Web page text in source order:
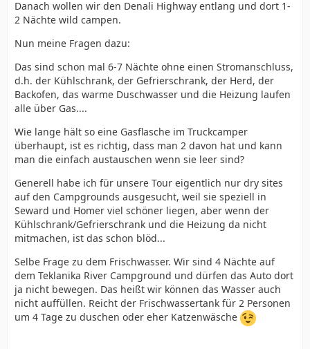
Danach wollen wir den Denali Highway entlang und dort 1-
2 Nächte wild campen.
Nun meine Fragen dazu:
Das sind schon mal 6-7 Nächte ohne einen Stromanschluss,
d.h. der Kühlschrank, der Gefrierschrank, der Herd, der
Backofen, das warme Duschwasser und die Heizung laufen
alle über Gas....
Wie lange hält so eine Gasflasche im Truckcamper
überhaupt, ist es richtig, dass man 2 davon hat und kann
man die einfach austauschen wenn sie leer sind?
Generell habe ich für unsere Tour eigentlich nur dry sites
auf den Campgrounds ausgesucht, weil sie speziell in
Seward und Homer viel schöner liegen, aber wenn der
Kühlschrank/Gefrierschrank und die Heizung da nicht
mitmachen, ist das schon blöd...
Selbe Frage zu dem Frischwasser. Wir sind 4 Nächte auf
dem Teklanika River Campground und dürfen das Auto dort
ja nicht bewegen. Das heißt wir können das Wasser auch
nicht auffüllen. Reicht der Frischwassertank für 2 Personen
um 4 Tage zu duschen oder eher Katzenwäsche